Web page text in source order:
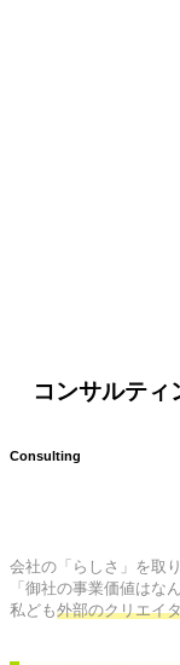
コンサルティ
Consulting
会社の「らしさ」を取り
「御社の事業価値はな
私ども外部のクリエイ